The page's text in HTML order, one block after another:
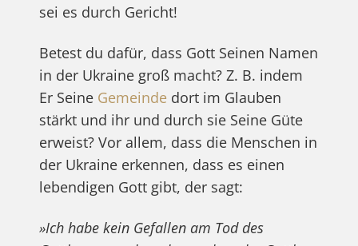
sei es durch Gericht!
Betest du dafür, dass Gott Seinen Namen
in der Ukraine groß macht? Z. B. indem
Er Seine Gemeindedort im Glauben
stärkt und ihr und durch sie Seine Güte
erweist? Vor allem, dass die Menschen in
der Ukraine erkennen, dass es einen
lebendigen Gott gibt, der sagt:
»Ich habe kein Gefallen am Tod des